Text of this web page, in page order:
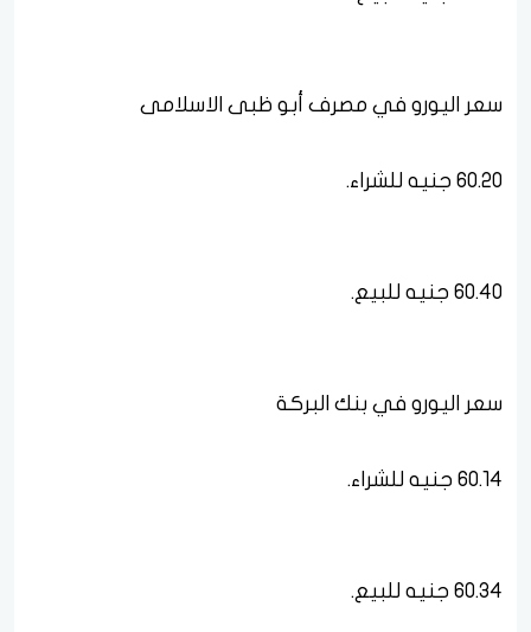
سعر اليورو في مصرف أبو ظبى الاسلامى
60.20 جنيه للشراء.
60.40 جنيه للبيع.
سعر اليورو في بنك البركة
60.14 جنيه للشراء.
60.34 جنيه للبيع.